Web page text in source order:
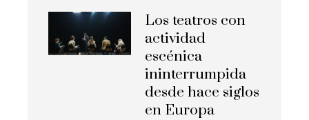
Los teatros con
actividad
escénica
ininterrumpida
desde hace siglos
en Europa